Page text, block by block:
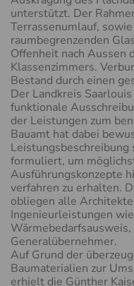
unterstützt. Der
Terrassenumlauf,
raumbegrenzenden
Offenheit nach Aussen
Klassenzimmers.
Bestand durch einen
Der Landkreis
funktionale
der Leistungen zum
Bauamt hat dabei
formuliert, um
Ausführungskonzepte
verfahren zu erhalten.
obliegen alle
Ingenieurleistungen
Generalübernehmer.
Auf Grund der
Baumaterialien zur
erhielt die Günther